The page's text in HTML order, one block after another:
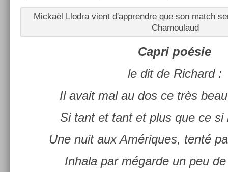
Mickaël Llod­ra vient d'apprendre que son match
Chamoulaud
Capri poésie
le dit de Ric­hard :
Il avait mal au dos ce très
Si tant et tant et plus que ce si
Une nuit aux Amériques, tenté
In­hala par mégarde un peu